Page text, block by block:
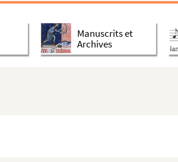
Manuscrits et
Archives